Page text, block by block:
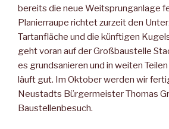
bereits die neue Weitsprunganlage
Planierraupe richtet zurzeit den
Tartanfläche und die künftigen
geht voran auf der Großbaustelle
es grundsanieren und in weiten Teilen
läuft gut. Im Oktober werden wir
Neustadts Bürgermeister Thomas
Baustellenbesuch.